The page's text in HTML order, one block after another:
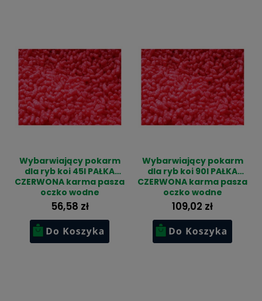
Wybarwiający pokarm
dla ryb koi 45l PAŁKA
CZERWONA karma pasza
oczko wodne
56,58 zł
Wybarwiający pokarm
dla ryb koi 90l PAŁKA
CZERWONA karma pasza
oczko wodne
109,02 zł